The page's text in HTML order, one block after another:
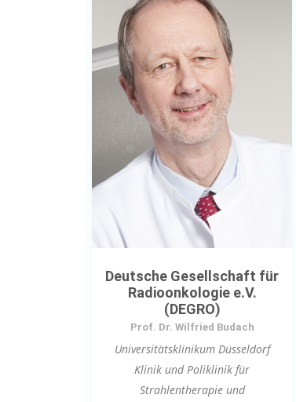
Deutsche Gesellschaft für
Radioonkologie e.V.
(DEGRO)
Prof. Dr. Wilfried Budach
Universitätsklinikum Düsseldorf
Klinik und Poliklinik für
Strahlentherapie und